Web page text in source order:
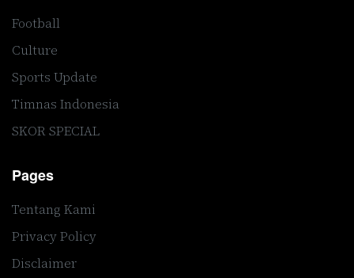
Football
Culture
Sports Update
Timnas Indonesia
SKOR SPECIAL
Pages
Tentang Kami
Privacy Policy
Disclaimer